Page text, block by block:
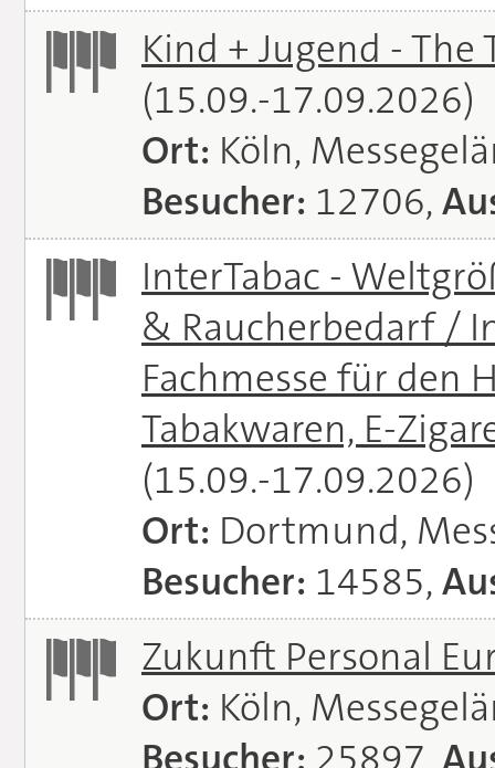
Kind + Jugend - The
(15.09.-17.09.2026)
Ort: Köln,
Besucher: 12706,
InterTabac -
& Raucherbedarf /
Fachmesse für den
Tabakwaren, E-
(15.09.-17.09.2026)
Ort: Dortmund,
Besucher: 14585,
Zukunft Personal
Ort: Köln,